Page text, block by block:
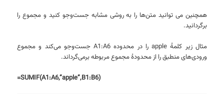
همچنین می توانید متن‌ها را به روشی مشابه جست‌وجو کنید و مجموع را
برگردانید.
مثال زیر کلمهٔ apple را در محدوده A1:A6 جست‌وجو می‌کند و مجموع
ورودی‌های منطبق را از محدودهٔ مجموع مربوطه برمی‌گرداند.
=SUMIF(A1:A6,”apple”,B1:B6)